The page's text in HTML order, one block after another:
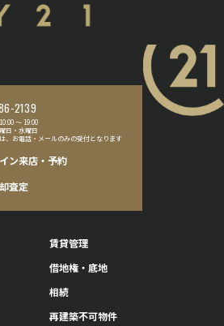
2139
〜 19:00
日・水曜日
、お電話・メールのみの受付となります
ン来店・予約
査定
賃貸管理
借地権・底地
相続
再建築不可物件